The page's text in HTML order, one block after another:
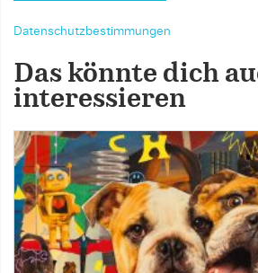
Datenschutzbestimmungen
Das könnte dich
interessieren